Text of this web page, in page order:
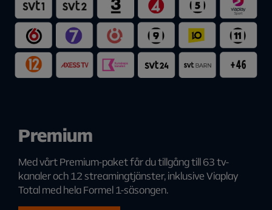
Premium
Med vårt Premium-paket får du tillgång till 63 tv-
kanaler och 12 streamingtjänster, inklusive Viaplay
Total med hela Formel 1-säsongen.